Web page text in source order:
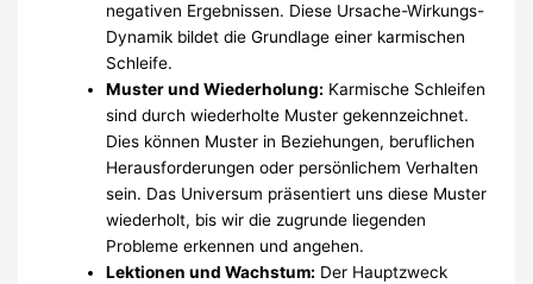
negativen Ergebnissen. Diese Ursache-Wirkungs-
Dynamik bildet die Grundlage einer karmischen
Schleife.
Muster und Wiederholung: Karmische Schleifen
sind durch wiederholte Muster gekennzeichnet.
Dies können Muster in Beziehungen, beruflichen
Herausforderungen oder persönlichem Verhalten
sein. Das Universum präsentiert uns diese Muster
wiederholt, bis wir die zugrunde liegenden
Probleme erkennen und angehen.
Lektionen und Wachstum: Der Hauptzweck